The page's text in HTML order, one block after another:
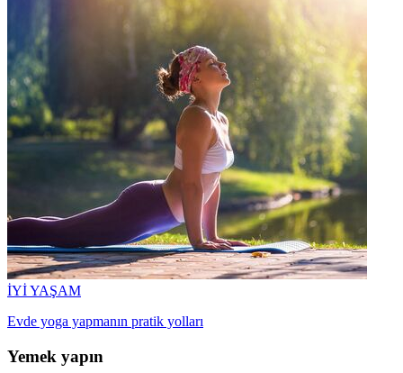
İYİ YAŞAM
Evde yoga yapmanın pratik yolları
Yemek yapın